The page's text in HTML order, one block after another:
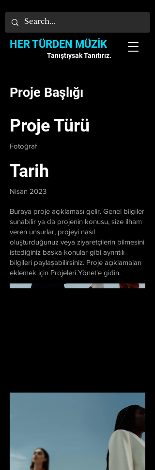
HER TÜRDEN MÜZİK
Tanıştıysak Tanıtırız.
Proje Başlığı
Proje Türü
Fotoğraf
Tarih
Nisan 2023
Buraya proje açıklaması gelir. Genel bilgiler
sunabilir ya da projenin konusu, size ilham
veren unsurlar, projeyi nasıl
oluşturduğunuz veya ziyaretçilerin bilmesini
istediğiniz başka konular gibi ayrıntılı
bilgileri paylaşabilirsiniz. Proje açıklamaları
eklemek için Projeleri Yönet'e gidin.